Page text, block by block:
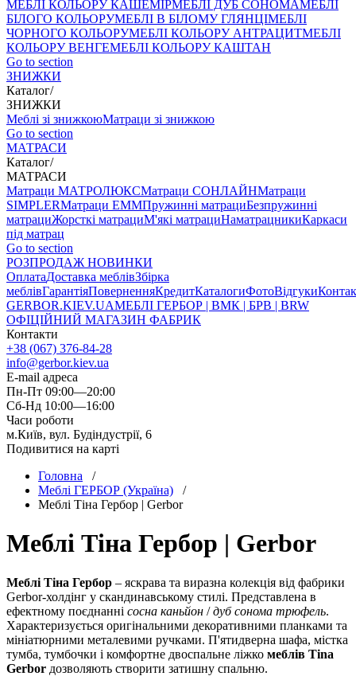
МЕБЛІ КОЛЬОРУ КАШЕМІРМЕБЛІ ДУБ СОНОМАМЕБЛІ
БІЛОГО КОЛЬОРУМЕБЛІ В БІЛОМУ ГЛЯНЦІМЕБЛІ
ЧОРНОГО КОЛЬОРУМЕБЛІ КОЛЬОРУ АНТРАЦИТМЕБЛІ
КОЛЬОРУ ВЕНГЕМЕБЛІ КОЛЬОРУ КАШТАН
Go to section
ЗНИЖКИ
Каталог/
ЗНИЖКИ
Меблі зі знижкоюМатраци зі знижкою
Go to section
МАТРАСИ
Каталог/
МАТРАСИ
Матраци МАТРОЛЮКСМатраци СОНЛАЙНМатраци
SIMPLERМатраци ЕММПружинні матрациБезпружинні
матрациЖорсткі матрациМ'які матрациНаматрацникиКаркаси
під матрац
Go to section
РОЗПРОДАЖ НОВИНКИ
ОплатаДоставка меблівЗбірка
меблівГарантіяПоверненняКредитКаталогиФотоВідгуки
GERBOR.KIEV.UAМЕБЛI ГЕРБОР | ВМК | БРВ | BRW
ОФІЦІЙНИЙ МАГАЗИН ФАБРИК
Контакти
+38 (067) 376-84-28
info@gerbor.kiev.ua
E-mail адреса
Пн-Пт 09:00—20:00
Сб-Нд 10:00—16:00
Часи роботи
м.Київ, вул. Будіндустрії, 6
Подивитися на карті
Головна /
Меблі ГЕРБОР (Україна) /
Меблi Тіна Гербор | Gerbor
Меблi Тіна Гербор | Gerbor
Меблі Тіна Гербор – яскрава та виразна колекція від фабрики
Gerbor-холдiнг у скандинавському стилі. Представлена в
ефектному поєднанні сосна каньйон /дуб сонома трюфель.
Характеризується оригінальними декоративними планками та
мініатюрними металевими ручками. П'ятидверна шафа, містка
тумба, тумбочки і комфортне двоспальне ліжко меблів Tina
Gerbor дозволяють створити затишну спальню.